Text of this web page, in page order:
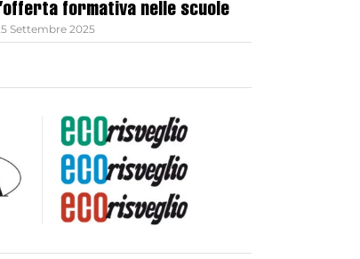
formativa nelle scuole
Settembre 2025